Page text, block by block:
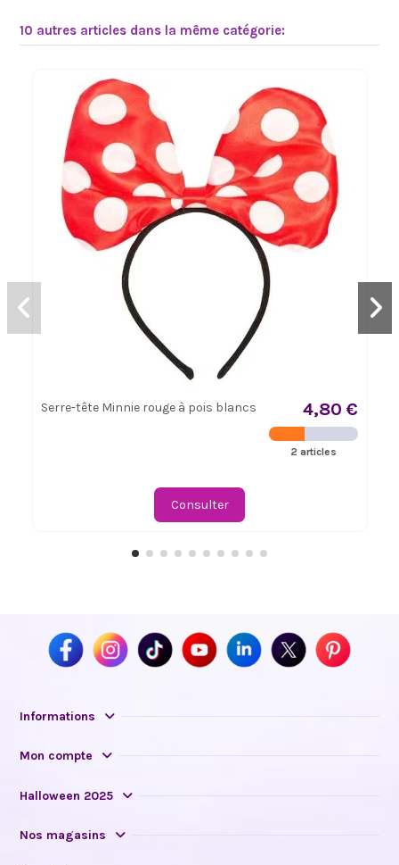
10 autres articles dans la même catégorie:
Serre-tête Minnie rouge à pois blancs 4,80 €
2 articles
Consulter
Informations
Mon compte
Halloween 2025
Nos magasins